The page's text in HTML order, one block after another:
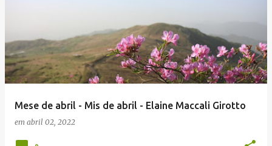
Mese de abril - Mis de abril - Elaine Maccali Girotto
em abril 02, 2022